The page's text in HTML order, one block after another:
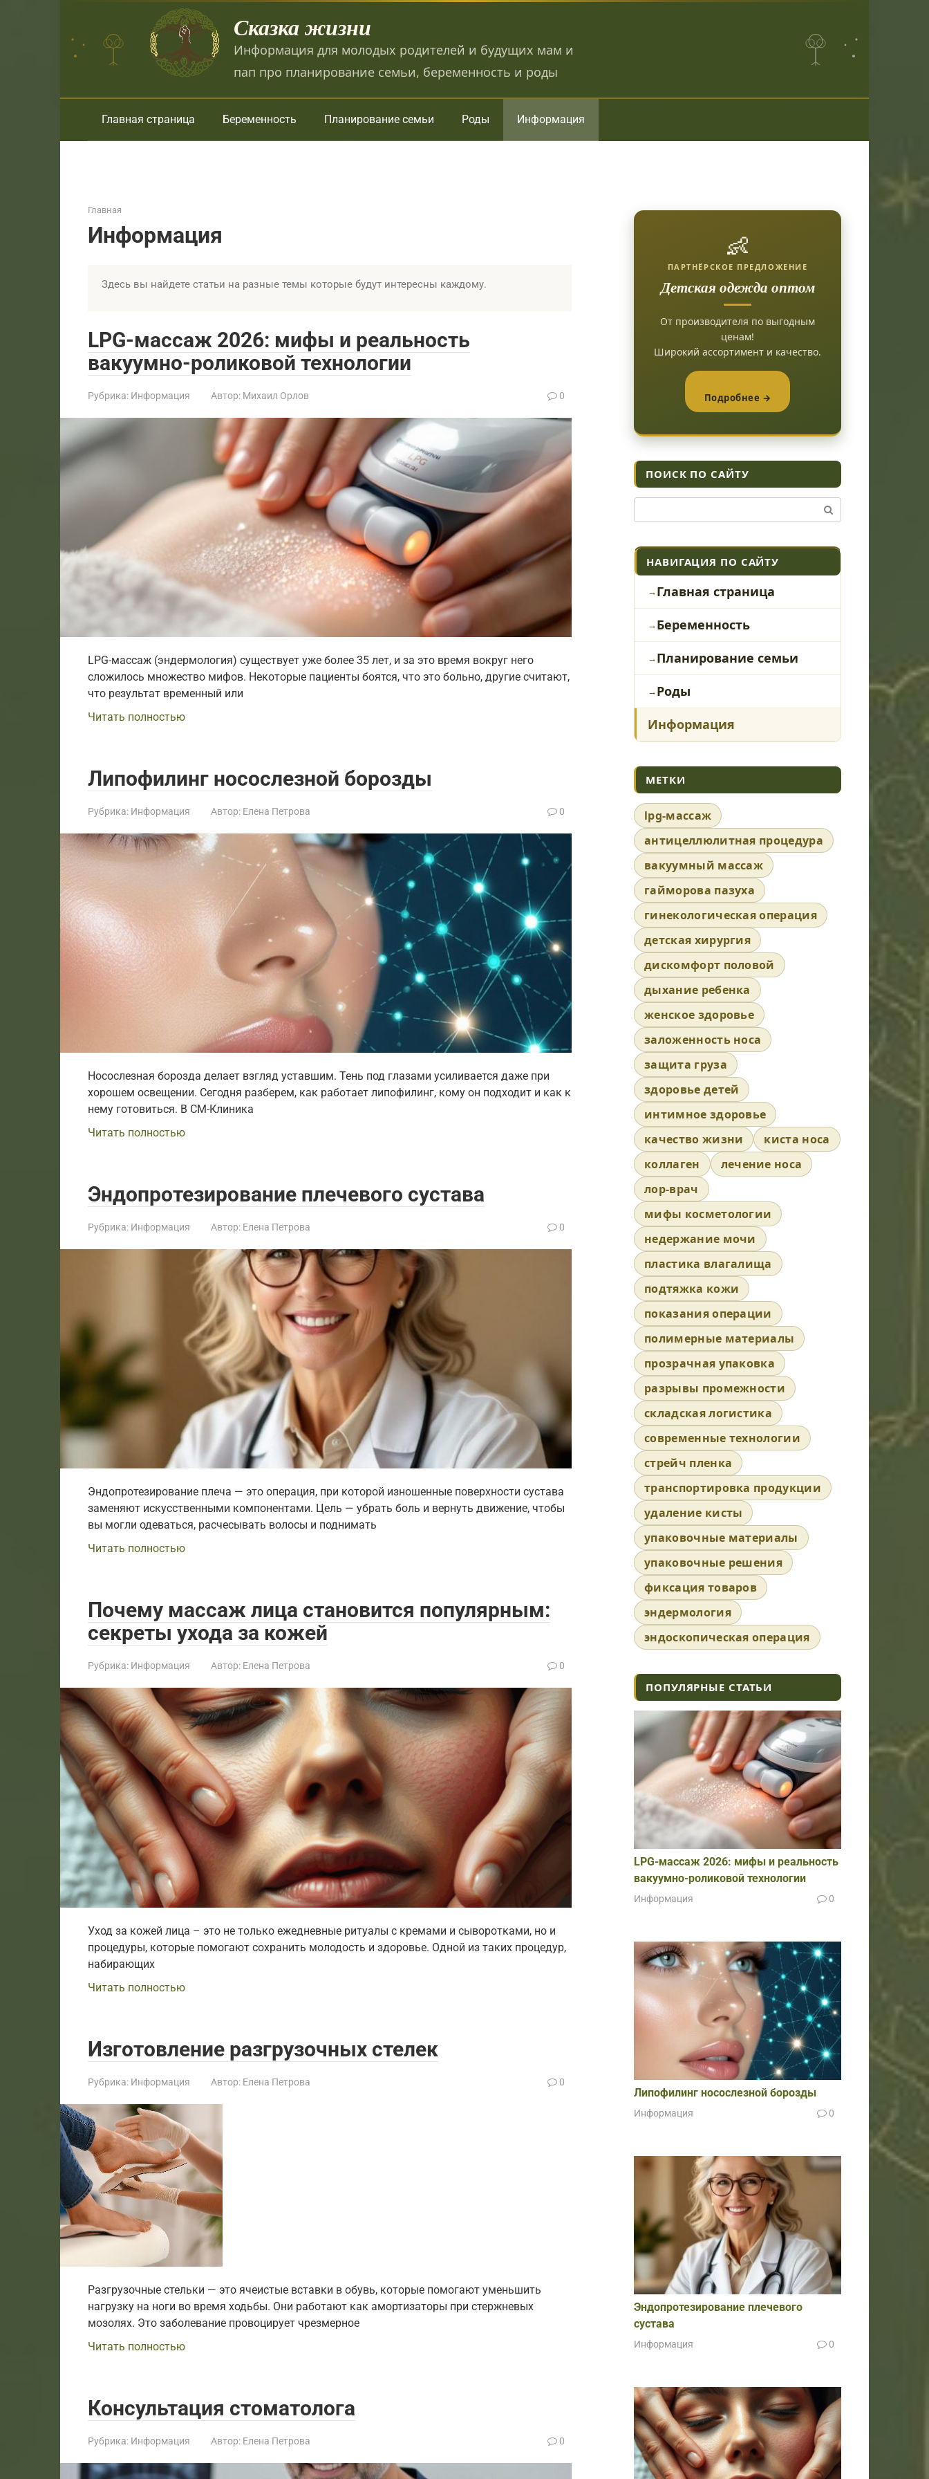
Сказка жизни
Информация для молодых родителей и будущих мам и
пап про планирование семьи, беременность и роды
Главная страница Беременность Планирование семьи Роды Информация
Главная
Информация
Здесь вы найдете статьи на разные темы которые будут интересны каждому.
LPG-массаж 2026: мифы и реальность
вакуумно-роликовой технологии
Рубрика: Информация Автор: Михаил Орлов 0
LPG-массаж (эндермология) существует уже более 35 лет, и за это время вокруг него
сложилось множество мифов. Некоторые пациенты боятся, что это больно, другие считают,
что результат временный или
Читать полностью
Липофилинг носослезной борозды
Рубрика: Информация Автор: Елена Петрова 0
Носослезная борозда делает взгляд уставшим. Тень под глазами усиливается даже при
хорошем освещении. Сегодня разберем, как работает липофилинг, кому он подходит и как к
нему готовиться. В СМ-Клиника
Читать полностью
Эндопротезирование плечевого сустава
Рубрика: Информация Автор: Елена Петрова 0
Эндопротезирование плеча — это операция, при которой изношенные поверхности сустава
заменяют искусственными компонентами. Цель — убрать боль и вернуть движение, чтобы
вы могли одеваться, расчесывать волосы и поднимать
Читать полностью
Почему массаж лица становится популярным:
секреты ухода за кожей
Рубрика: Информация Автор: Елена Петрова 0
Уход за кожей лица – это не только ежедневные ритуалы с кремами и сыворотками, но и
процедуры, которые помогают сохранить молодость и здоровье. Одной из таких процедур,
набирающих
Читать полностью
Изготовление разгрузочных стелек
Рубрика: Информация Автор: Елена Петрова 0
Разгрузочные стельки — это ячеистые вставки в обувь, которые помогают уменьшить
нагрузку на ноги во время ходьбы. Они работают как амортизаторы при стержневых
мозолях. Это заболевание провоцирует чрезмерное
Читать полностью
Консультация стоматолога
Рубрика: Информация Автор: Елена Петрова 0
👶
ПАРТНЁРСКОЕ ПРЕДЛОЖЕНИЕ
Детская одежда оптом
От производителя по выгодным
ценам!
Широкий ассортимент и качество.
Подробнее →
ПОИСК ПО САЙТУ
НАВИГАЦИЯ ПО САЙТУ
Главная страница
Беременность
Планирование семьи
Роды
Информация
МЕТКИ
lpg-массаж
антицеллюлитная процедура
вакуумный массаж
гайморова пазуха
гинекологическая операция
детская хирургия
дискомфорт половой
дыхание ребенка
женское здоровье
заложенность носа
защита груза
здоровье детей
интимное здоровье
качество жизни
киста носа
коллаген
лечение носа
лор-врач
мифы косметологии
недержание мочи
пластика влагалища
подтяжка кожи
показания операции
полимерные материалы
прозрачная упаковка
разрывы промежности
складская логистика
современные технологии
стрейч пленка
транспортировка продукции
удаление кисты
упаковочные материалы
упаковочные решения
фиксация товаров
эндермология
эндоскопическая операция
ПОПУЛЯРНЫЕ СТАТЬИ
LPG-массаж 2026: мифы и реальность
вакуумно-роликовой технологии
Информация 0
Липофилинг носослезной борозды
Информация 0
Эндопротезирование плечевого
сустава
Информация 0